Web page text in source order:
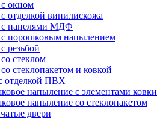
окном
отделкой винилискожа
с панелями МДФ
порошковым напылением
резьбой
стеклом
стеклопакетом и ковкой
ПВХ
напыление с элементами ковки
напыление со стеклопакетом
двери